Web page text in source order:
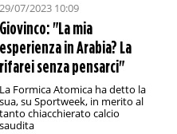
29/07/2023 10:09
Giovinco: "La mia
esperienza in Arabia? La
rifarei senza pensarci"
La Formica Atomica ha detto la
sua, su Sportweek, in merito al
tanto chiacchierato calcio
saudita